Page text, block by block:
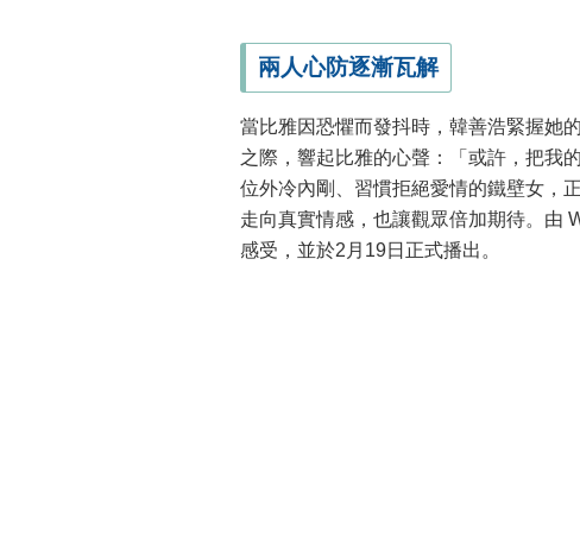
兩人心防逐漸瓦解
當比雅因恐懼而發抖時，韓善浩緊握她
之際，響起比雅的心聲：「或許，把我
位外冷內剛、習慣拒絕愛情的鐵壁女，
走向真實情感，也讓觀眾倍加期待。由
感受，並於2月19日正式播出。